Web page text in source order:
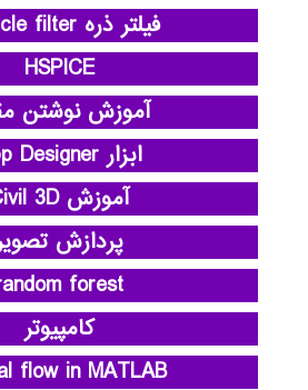
فیلتر ذره particle filter
HSPICE
آموزش نوشتن
ابزار App Designer
آموزش Civil 3D
پردازش
forest
کامپیوتر
flow in MATLAB